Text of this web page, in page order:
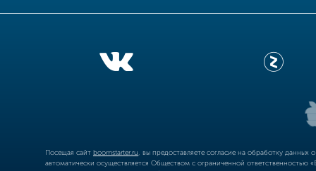
Посещая сайт boomstarter.ru , вы предоставляете согласие на обработку
автоматически осуществляется Обществом с ограниченной